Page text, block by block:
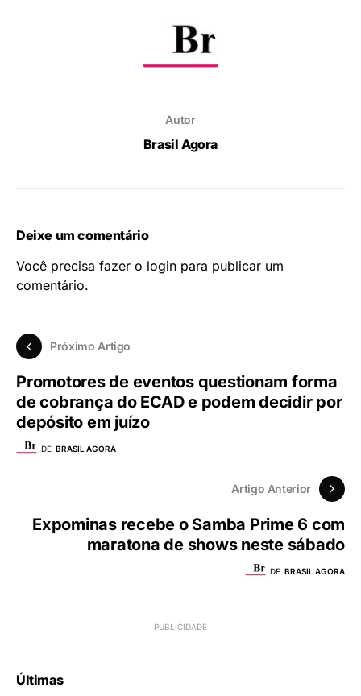
Autor
Brasil Agora
Deixe um comentário
Você precisa fazer o login para publicar um
comentário.
Próximo Artigo
Promotores de eventos questionam forma
de cobrança do ECAD e podem decidir por
depósito em juízo
DE BRASIL AGORA
Artigo Anterior
Expominas recebe o Samba Prime 6 com
maratona de shows neste sábado
DE BRASIL AGORA
Últimas